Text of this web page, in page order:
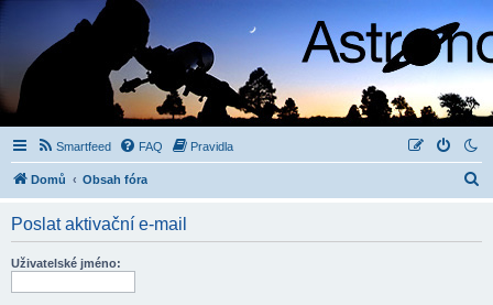
Smartfeed FAQ Pravidla
Domů Obsah fóra
Poslat aktivační e-mail
Uživatelské jméno: